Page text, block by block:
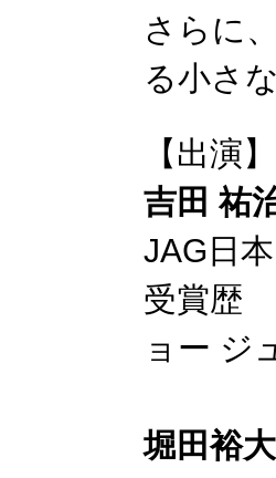
さらに
る小さ
【出演】
吉田 祐
JAG日
受賞歴
ョー ジ
堀田裕